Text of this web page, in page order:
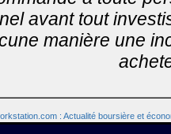
avant tout
manière une
: Actualité boursière et